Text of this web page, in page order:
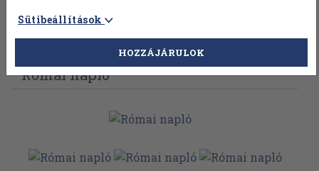
Vissza az előző oldalra Válasszon példányt
Római napló
Sütibeállítások
HOZZÁJÁRULOK